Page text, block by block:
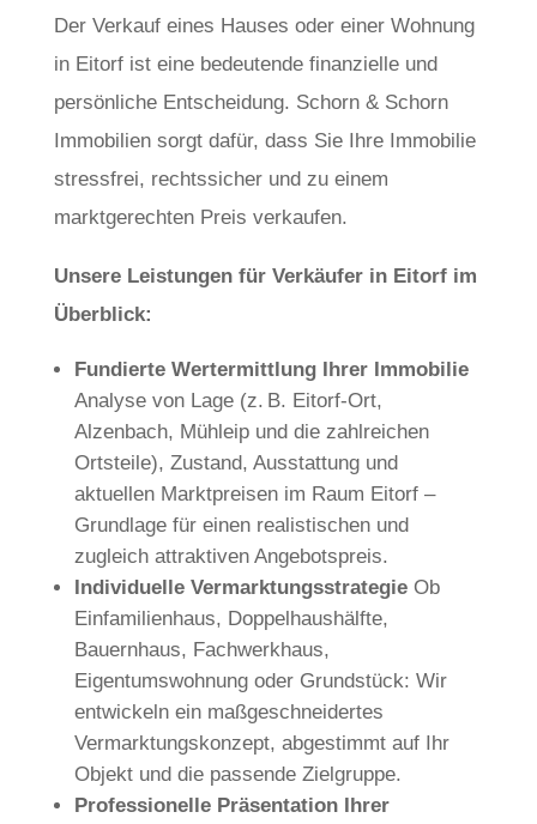
Der Verkauf eines Hauses oder einer Wohnung
in Eitorf ist eine bedeutende finanzielle und
persönliche Entscheidung. Schorn & Schorn
Immobilien sorgt dafür, dass Sie Ihre Immobilie
stressfrei, rechtssicher und zu einem
marktgerechten Preis verkaufen.
Unsere Leistungen für Verkäufer in Eitorf im
Überblick:
Fundierte Wertermittlung Ihrer Immobilie
Analyse von Lage (z. B. Eitorf-Ort,
Alzenbach, Mühleip und die zahlreichen
Ortsteile), Zustand, Ausstattung und
aktuellen Marktpreisen im Raum Eitorf –
Grundlage für einen realistischen und
zugleich attraktiven Angebotspreis.
Individuelle VermarktungsstrategieOb
Einfamilienhaus, Doppelhaushälfte,
Bauernhaus, Fachwerkhaus,
Eigentumswohnung oder Grundstück: Wir
entwickeln ein maßgeschneidertes
Vermarktungskonzept, abgestimmt auf Ihr
Objekt und die passende Zielgruppe.
Professionelle Präsentation Ihrer